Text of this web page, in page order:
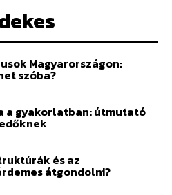
Magyarországon:
szóba?
a gyakorlatban: útmutató
és az
átgondolni?